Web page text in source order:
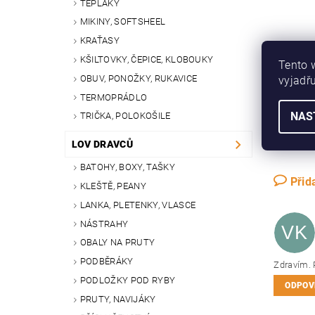
TEPLÁKY
MIKINY, SOFTSHEEL
KRAŤASY
KŠILTOVKY, ČEPICE, KLOBOUKY
OBUV, PONOŽKY, RUKAVICE
TERMOPRÁDLO
TRIČKA, POLOKOŠILE
LOV DRAVCŮ
BATOHY, BOXY, TAŠKY
KLEŠTĚ, PEANY
LANKA, PLETENKY, VLASCE
NÁSTRAHY
OBALY NA PRUTY
PODBĚRÁKY
PODLOŽKY POD RYBY
PRUTY, NAVIJÁKY
VK
Zdravím.
Tento